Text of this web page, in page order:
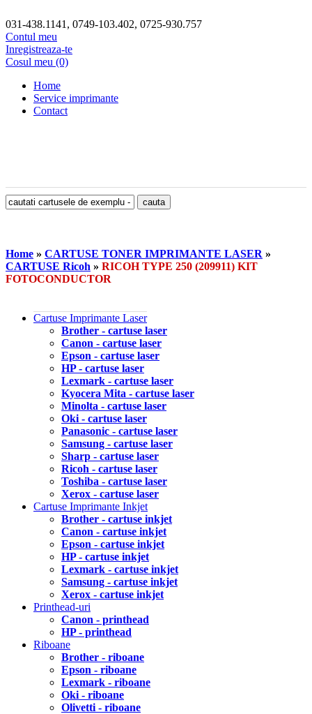
031-438.1141, 0749-103.402, 0725-930.757
Contul meu
Inregistreaza-te
Cosul meu (0)
Home
Service imprimante
Contact
Home » CARTUSE TONER IMPRIMANTE LASER »
CARTUSE Ricoh » RICOH TYPE 250 (209911) KIT
FOTOCONDUCTOR
Cartuse Imprimante Laser
Brother - cartuse laser
Canon - cartuse laser
Epson - cartuse laser
HP - cartuse laser
Lexmark - cartuse laser
Kyocera Mita - cartuse laser
Minolta - cartuse laser
Oki - cartuse laser
Panasonic - cartuse laser
Samsung - cartuse laser
Sharp - cartuse laser
Ricoh - cartuse laser
Toshiba - cartuse laser
Xerox - cartuse laser
Cartuse Imprimante Inkjet
Brother - cartuse inkjet
Canon - cartuse inkjet
Epson - cartuse inkjet
HP - cartuse inkjet
Lexmark - cartuse inkjet
Samsung - cartuse inkjet
Xerox - cartuse inkjet
Printhead-uri
Canon - printhead
HP - printhead
Riboane
Brother - riboane
Epson - riboane
Lexmark - riboane
Oki - riboane
Olivetti - riboane